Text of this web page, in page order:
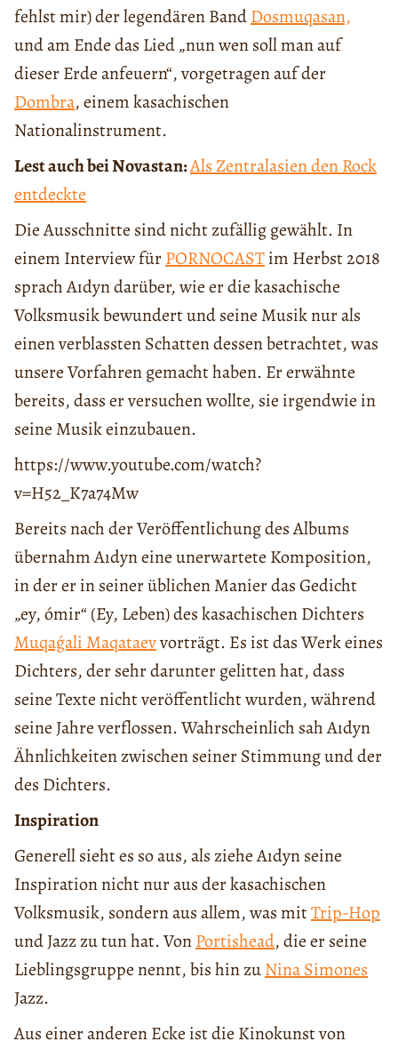
fehlst mir) der legendären BandDosmuqasan,
und am Ende das Lied „nun wen soll man auf
dieser Erde anfeuern“, vorgetragen auf der
Dombra, einem kasachischen
Nationalinstrument.
Lest auch bei Novastan:Als Zentralasien den Rock
entdeckte
Die Ausschnitte sind nicht zufällig gewählt. In
einem Interview fürPORNOCASTim Herbst 2018
sprach Aıdyn darüber, wie er die kasachische
Volksmusik bewundert und seine Musik nur als
einen verblassten Schatten dessen betrachtet, was
unsere Vorfahren gemacht haben. Er erwähnte
bereits, dass er versuchen wollte, sie irgendwie in
seine Musik einzubauen.
https://www.youtube.com/watch?
v=H52_K7a74Mw
Bereits nach der Veröffentlichung des Albums
übernahm Aıdyn eine unerwartete Komposition,
in der er in seiner üblichen Manier das Gedicht
„ey, ómir“ (Ey, Leben) des kasachischen Dichters
Muqaǵali Maqataevvorträgt. Es ist das Werk eines
Dichters, der sehr darunter gelitten hat, dass
seine Texte nicht veröffentlicht wurden, während
seine Jahre verflossen. Wahrscheinlich sah Aıdyn
Ähnlichkeiten zwischen seiner Stimmung und der
des Dichters.
Inspiration
Generell sieht es so aus, als ziehe Aıdyn seine
Inspiration nicht nur aus der kasachischen
Volksmusik, sondern aus allem, was mitTrip-Hop
und Jazz zu tun hat. VonPortishead, die er seine
Lieblingsgruppe nennt, bis hin zuNina Simones
Jazz.
Aus einer anderen Ecke ist die Kinokunst von